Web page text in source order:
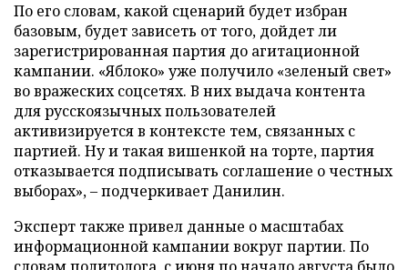
По его словам, какой сценарий будет избран
базовым, будет зависеть от того, дойдет ли
зарегистрированная партия до агитационной
кампании. «Яблоко» уже получило «зеленый свет»
во вражеских соцсетях. В них выдача контента
для русскоязычных пользователей
активизируется в контексте тем, связанных с
партией. Ну и такая вишенкой на торте, партия
отказывается подписывать соглашение о честных
выборах», – подчеркивает Данилин.
Эксперт также привел данные о масштабах
информационной кампании вокруг партии. По